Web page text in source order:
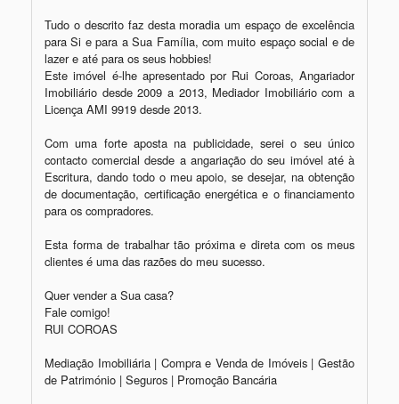
Tudo o descrito faz desta moradia um espaço de excelência
para Si e para a Sua Família, com muito espaço social e de
lazer e até para os seus hobbies!
Este imóvel é-lhe apresentado por Rui Coroas, Angariador
Imobiliário desde 2009 a 2013, Mediador Imobiliário com a
Licença AMI 9919 desde 2013.
Com uma forte aposta na publicidade, serei o seu único
contacto comercial desde a angariação do seu imóvel até à
Escritura, dando todo o meu apoio, se desejar, na obtenção
de documentação, certificação energética e o financiamento
para os compradores.
Esta forma de trabalhar tão próxima e direta com os meus
clientes é uma das razões do meu sucesso.
Quer vender a Sua casa?
Fale comigo!
RUI COROAS
Mediação Imobiliária | Compra e Venda de Imóveis | Gestão
de Património | Seguros | Promoção Bancária